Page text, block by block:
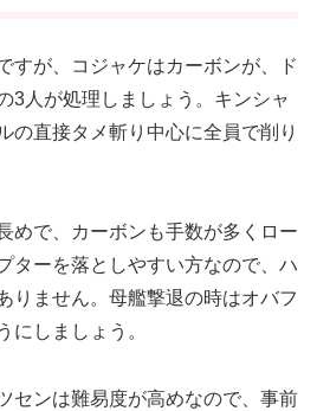
すが、コジャケはカーボンが、
ド
3人が処理しましょう。 キンシャ
の直接タメ斬り中心に全員で削り
めで、カーボンも手数が多くロー
ターを落としやすい方なので、ハ
りません。母艦撃退の時はオバフ
にしましょう。
センは難易度が高めなので、事前